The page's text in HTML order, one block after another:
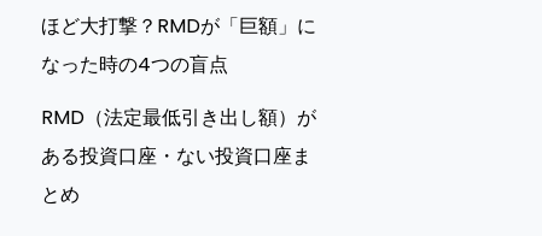
ほど大打撃？RMDが「巨額」に
なった時の4つの盲点
RMD（法定最低引き出し額）が
ある投資口座・ない投資口座ま
とめ